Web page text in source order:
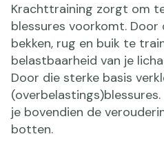
Krachttraining zorgt om
blessures voorkomt. Door
bekken, rug en buik te
belastbaarheid van je
Door die sterke basis
je bovendien de
botten.